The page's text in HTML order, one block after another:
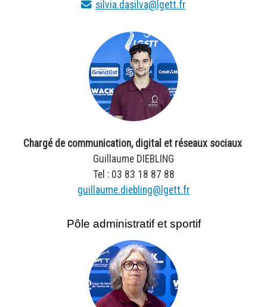
silvia.dasilva@lgett.fr
Chargé de communication, digital et réseaux sociaux
Guillaume DIEBLING
Tel : 03 83 18 87 88
guillaume.diebling@lgett.fr
Pôle administratif et sportif